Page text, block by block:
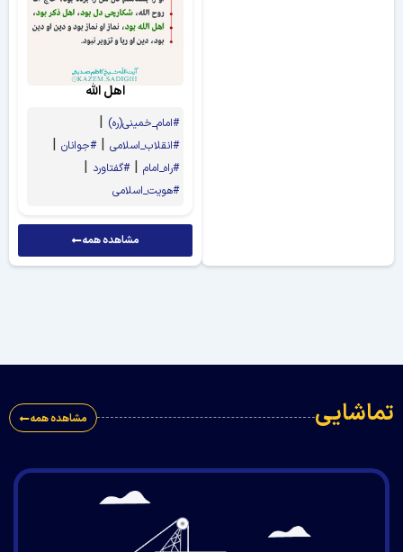
اهل الله
امام_خمینی(ره)|
انقلاب_اسلامی| جوانان|
راه_امام| گفتاورد|
هویت_اسلامی
مشاهده همه
مشاهده همه